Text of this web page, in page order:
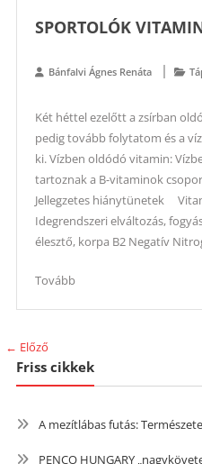
SPORTOLÓK
Bánfalvi Ágnes Renáta
Két héttel ezelőtt a zsírban
pedig tovább folytatom és a
ki. Vízben oldódó vitamin:
tartoznak a B-vitaminok
Jellegzetes hiánytünetek
Idegrendszeri elváltozás,
élesztő, korpa B2 Negatív
Tovább
← Előző
Friss cikkek
A mezítlábas futás:
PENCO HUNGARY